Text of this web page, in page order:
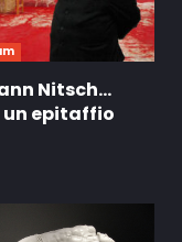
Nitsch…
un epitaffio